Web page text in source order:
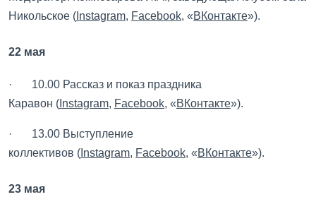
Никольское ( Instagram, Facebook, «ВКонтакте»).
22 мая
· 10.00 Рассказ и показ праздника
Каравон ( Instagram, Facebook, «ВКонтакте»).
· 13.00 Выступление
коллективов ( Instagram, Facebook, «ВКонтакте»).
23 мая